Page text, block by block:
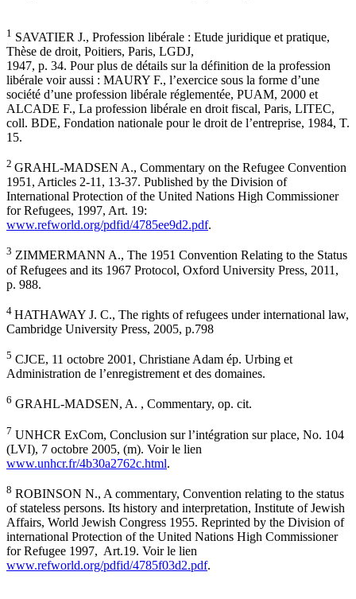
1 SAVATIER J., Profession libérale : Etude juridique et pratique,
Thèse de droit, Poitiers, Paris, LGDJ,
1947, p. 34. Pour plus de détails sur la définition de la profession
libérale voir aussi : MAURY F., l’exercice sous la forme d’une
société d’une profession libérale réglementée, PUAM, 2000 et
ALCADE F., La profession libérale en droit fiscal, Paris, LITEC,
coll. BDE, Fondation nationale pour le droit de l’entreprise, 1984, T.
15.
2 GRAHL-MADSEN A., Commentary on the Refugee Convention
1951, Articles 2-11, 13-37. Published by the Division of
International Protection of the United Nations High Commissioner
for Refugees, 1997, Art. 19:
www.refworld.org/pdfid/4785ee9d2.pdf.
3 ZIMMERMANN A., The 1951 Convention Relating to the Status
of Refugees and its 1967 Protocol, Oxford University Press, 2011,
p. 988.
4 HATHAWAY J. C., The rights of refugees under international law,
Cambridge University Press, 2005, p.798
5 CJCE, 11 octobre 2001, Christiane Adam ép. Urbing et
Administration de l’enregistrement et des domaines.
6 GRAHL-MADSEN, A. , Commentary, op. cit.
7 UNHCR ExCom, Conclusion sur l’intégration sur place, No. 104
(LVI), 7 octobre 2005, (m). Voir le lien
www.unhcr.fr/4b30a2762c.html.
8 ROBINSON N., A commentary, Convention relating to the status
of stateless persons. Its history and interpretation, Institute of Jewish
Affairs, World Jewish Congress 1955. Reprinted by the Division of
international Protection of the United Nations High Commissioner
for Refugee 1997, Art.19. Voir le lien
www.refworld.org/pdfid/4785f03d2.pdf.